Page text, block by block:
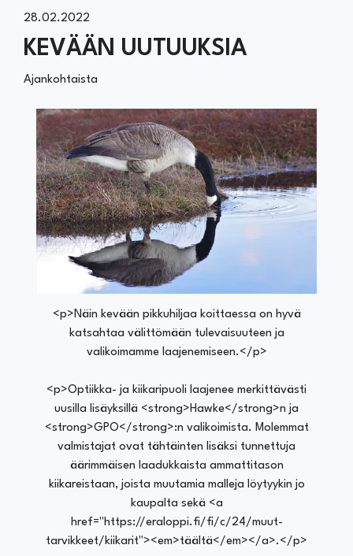
28.02.2022
KEVÄÄN UUTUUKSIA
Ajankohtaista
<p>Näin kevään pikkuhiljaa koittaessa on hyvä
katsahtaa välittömään tulevaisuuteen ja
valikoimamme laajenemiseen.</p>
<p>Optiikka- ja kiikaripuoli laajenee merkittävästi
uusilla lisäyksillä <strong>Hawke</strong>n ja
<strong>GPO</strong>:n valikoimista. Molemmat
valmistajat ovat tähtäinten lisäksi tunnettuja
äärimmäisen laadukkaista ammattitason
kiikareistaan, joista muutamia malleja löytyykin jo
kaupalta sekä <a
href="https://eraloppi.fi/fi/c/24/muut-
tarvikkeet/kiikarit"><em>täältä</em></a>.</p>